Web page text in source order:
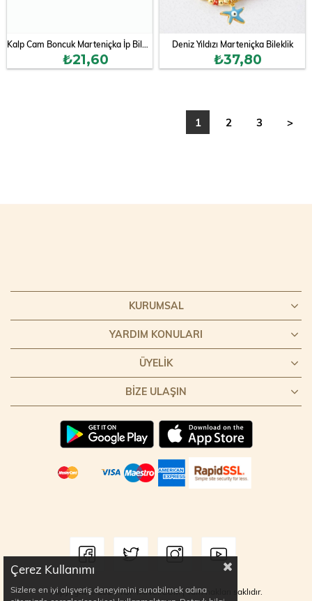
₺21,60
Deniz Yıldızı Marteniçka Bileklik
₺37,80
1 2 3 >
KURUMSAL
YARDIM KONULARI
ÜYELIK
BIZE ULAŞIN
Copyright © 2022 TOPTANCI.COM | Tüm hakları saklıdır.
Çerez Kullanımı
Sizlere en iyi alışveriş deneyimini sunabilmek adına